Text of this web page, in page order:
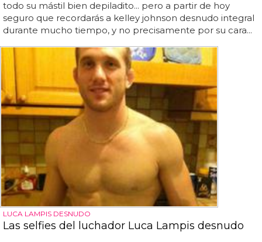
todo su mástil bien depiladito... pero a partir de hoy
seguro que recordarás a kelley johnson desnudo integral
durante mucho tiempo, y no precisamente por su cara...
LUCA LAMPIS DESNUDO
Las selfies del luchador Luca Lampis desnudo